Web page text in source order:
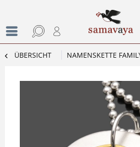
ÜBERSICHT